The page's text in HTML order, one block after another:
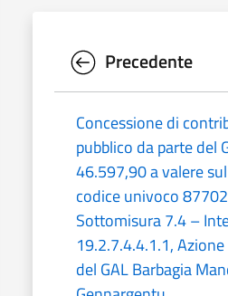
Precedente
Concessione di
pubblico da parte del
46.597,90 a valere
codice univoco
Sottomisura 7.4 –
19.2.7.4.4.1.1,
del GAL Barbagia